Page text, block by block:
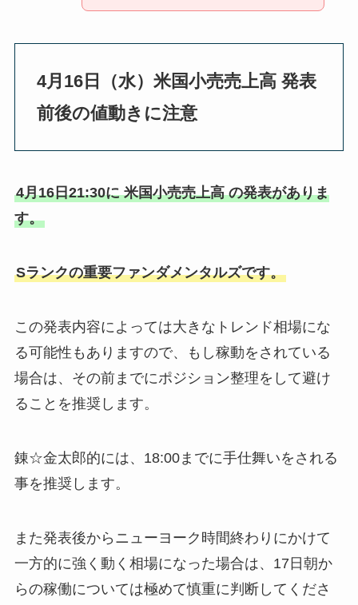
4月16日（水）米国小売売上高 発表
前後の値動きに注意
4月16日21:30に 米国小売売上高 の発表がありま
す。
Sランクの重要ファンダメンタルズです。
この発表内容によっては大きなトレンド相場にな
る可能性もありますので、もし稼動をされている
場合は、その前までにポジション整理をして避け
ることを推奨します。
錬☆金太郎的には、18:00までに手仕舞いをされる
事を推奨します。
また発表後からニューヨーク時間終わりにかけて
一方的に強く動く相場になった場合は、17日朝か
らの稼働については極めて慎重に判断してくださ